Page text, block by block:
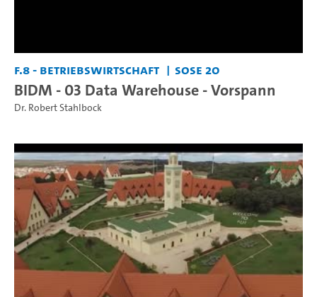
F.8 - Betriebswirtschaft SoSe 20
BIDM - 03 Data Warehouse - Vorspann
Dr. Robert Stahlbock